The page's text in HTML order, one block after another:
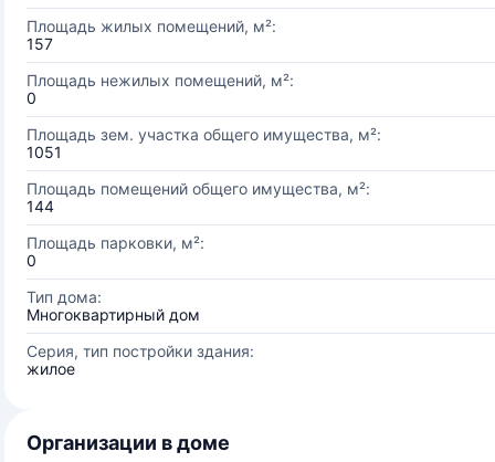
Площадь жилых помещений, м²:
157
Площадь нежилых помещений, м²:
0
Площадь зем. участка общего имущества, м²:
1051
Площадь помещений общего имущества, м²:
144
Площадь парковки, м²:
0
Тип дома:
Многоквартирный дом
Серия, тип постройки здания:
жилое
Организации в доме